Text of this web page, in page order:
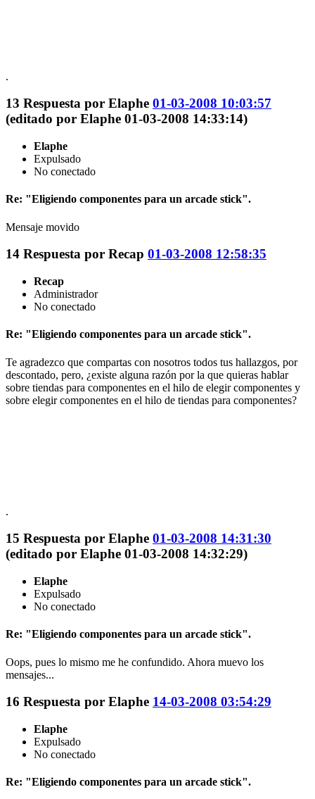
.
13 Respuesta por Elaphe 01-03-2008 10:03:57
(editado por Elaphe 01-03-2008 14:33:14)
Elaphe
Expulsado
No conectado
Re: "Eligiendo componentes para un arcade stick".
Mensaje movido
14 Respuesta por Recap 01-03-2008 12:58:35
Recap
Administrador
No conectado
Re: "Eligiendo componentes para un arcade stick".
Te agradezco que compartas con nosotros todos tus hallazgos, por
descontado, pero, ¿existe alguna razón por la que quieras hablar
sobre tiendas para componentes en el hilo de elegir componentes y
sobre elegir componentes en el hilo de tiendas para componentes?
.
15 Respuesta por Elaphe 01-03-2008 14:31:30
(editado por Elaphe 01-03-2008 14:32:29)
Elaphe
Expulsado
No conectado
Re: "Eligiendo componentes para un arcade stick".
Oops, pues lo mismo me he confundido. Ahora muevo los
mensajes...
16 Respuesta por Elaphe 14-03-2008 03:54:29
Elaphe
Expulsado
No conectado
Re: "Eligiendo componentes para un arcade stick".